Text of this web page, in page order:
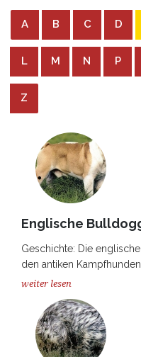
A B C D
L M N P
Z
Englische
Geschichte: Die
den antiken Kampfhunden,
weiter lesen